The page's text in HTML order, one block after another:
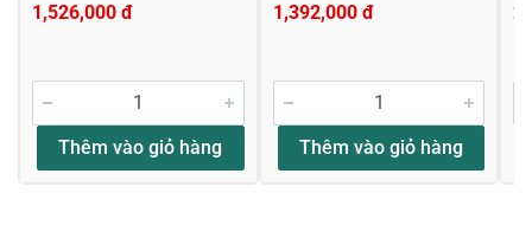
1,526,000 đ
Thêm vào giỏ hàng
1,392,000 đ
Thêm vào giỏ hàng